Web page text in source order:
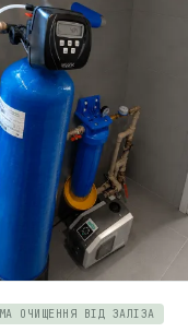
ОЧИЩЕННЯ ВІД ЗАЛІЗА